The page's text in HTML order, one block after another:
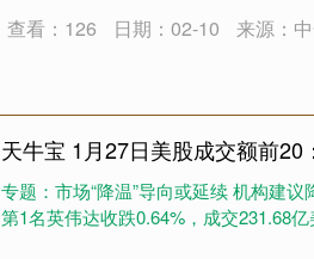
查看：126 日期：02-10 来源：
天牛宝 1月27日美股成交额前
专题：市场“降温”导向或延续 机构建
第1名英伟达收跌0.64%，成交231.68